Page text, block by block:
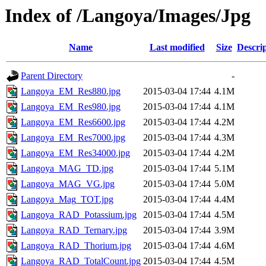
Index of /Langoya/Images/Jpg
Name Last modified Size
Parent Directory
-
Langoya_EM_Res880.jpg
2015-03-04 17:44 4.1M
Langoya_EM_Res980.jpg
2015-03-04 17:44 4.1M
Langoya_EM_Res6600.jpg
2015-03-04 17:44 4.2M
Langoya_EM_Res7000.jpg
2015-03-04 17:44 4.3M
Langoya_EM_Res34000.jpg
2015-03-04 17:44 4.2M
Langoya_MAG_TD.jpg
2015-03-04 17:44 5.1M
Langoya_MAG_VG.jpg
2015-03-04 17:44 5.0M
Langoya_Mag_TOT.jpg
2015-03-04 17:44 4.4M
Langoya_RAD_Potassium.jpg
2015-03-04 17:44 4.5M
Langoya_RAD_Ternary.jpg
2015-03-04 17:44 3.9M
Langoya_RAD_Thorium.jpg
2015-03-04 17:44 4.6M
Langoya_RAD_TotalCount.jpg 2015-03-04 17:44 4.5M